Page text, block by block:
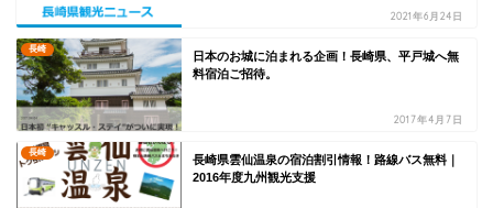
2021年6月24日
長崎
日本のお城に泊まれる企画！長崎県、平戸城へ無
料宿泊ご招待。
2017年4月7日
長崎
長崎県雲仙温泉の宿泊割引情報！路線バス無料｜
2016年度九州観光支援